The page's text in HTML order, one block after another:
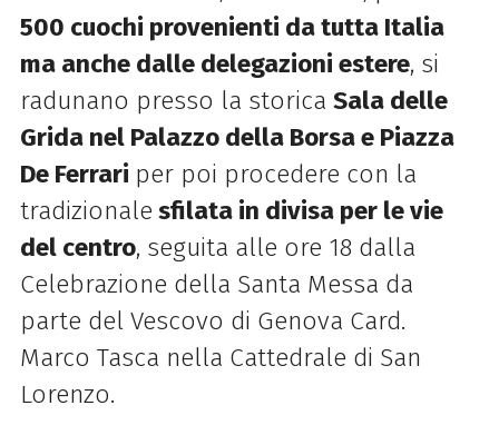
500 cuochi provenienti da tutta Italia
ma anche dalle delegazioni estere, si
radunano presso la storica Sala delle
Grida nel Palazzo della Borsa e Piazza
De Ferrari per poi procedere con la
tradizionale sfilata in divisa per le vie
del centro, seguita alle ore 18 dalla
Celebrazione della Santa Messa da
parte del Vescovo di Genova Card.
Marco Tasca nella Cattedrale di San
Lorenzo.